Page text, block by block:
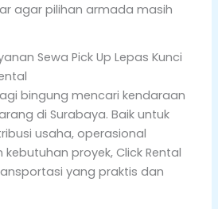
agar pilihan armada masih
Sewa Pick Up Lepas Kunci
bingung mencari kendaraan
di Surabaya. Baik untuk
usaha, operasional
proyek, Click Rental
yang praktis dan